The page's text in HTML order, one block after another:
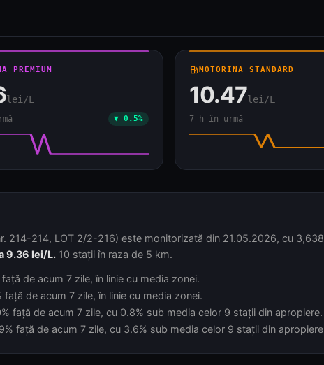
PREMIUM
lei/L
▼ 0.5%
local_gas_stationMOTORINA STANDARD
10.47lei/L
7 h în urmă
214-214, LOT 2/2-216) este monitorizată din 21.05.2026, cu
9.36 lei/L. 10 stații în raza de 5 km.
de acum 7 zile, în linie cu media zonei.
de acum 7 zile, în linie cu media zonei.
față de acum 7 zile, cu 0.8% sub media celor 9 stații din apropiere.
față de acum 7 zile, cu 3.6% sub media celor 9 stații din